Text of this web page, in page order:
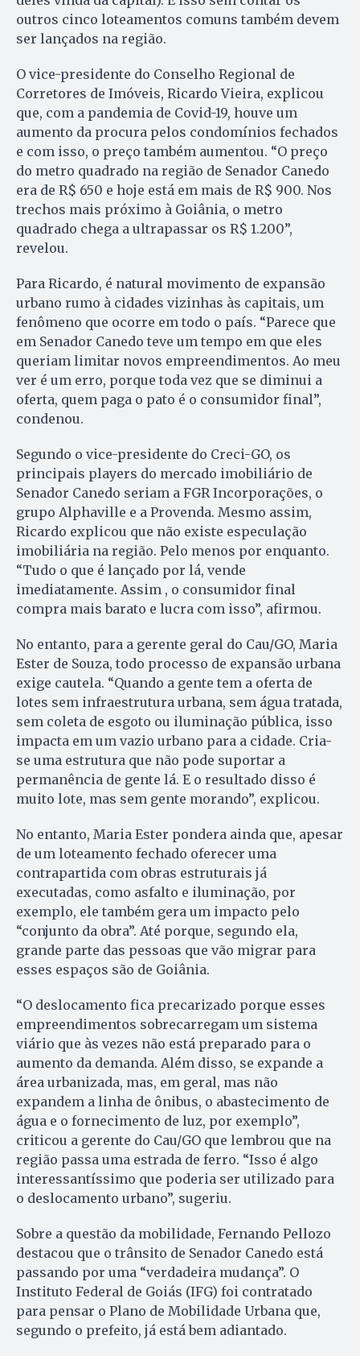
outros cinco loteamentos comuns também devem
ser lançados na região.
O vice-presidente do Conselho Regional de
Corretores de Imóveis, Ricardo Vieira, explicou
que, com a pandemia de Covid-19, houve um
aumento da procura pelos condomínios fechados
e com isso, o preço também aumentou. “O preço
do metro quadrado na região de Senador Canedo
era de R$ 650 e hoje está em mais de R$ 900. Nos
trechos mais próximo à Goiânia, o metro
quadrado chega a ultrapassar os R$ 1.200”,
revelou.
Para Ricardo, é natural movimento de expansão
urbano rumo à cidades vizinhas às capitais, um
fenômeno que ocorre em todo o país. “Parece que
em Senador Canedo teve um tempo em que eles
queriam limitar novos empreendimentos. Ao meu
ver é um erro, porque toda vez que se diminui a
oferta, quem paga o pato é o consumidor final”,
condenou.
Segundo o vice-presidente do Creci-GO, os
principais players do mercado imobiliário de
Senador Canedo seriam a FGR Incorporações, o
grupo Alphaville e a Provenda. Mesmo assim,
Ricardo explicou que não existe especulação
imobiliária na região. Pelo menos por enquanto.
“Tudo o que é lançado por lá, vende
imediatamente. Assim , o consumidor final
compra mais barato e lucra com isso”, afirmou.
No entanto, para a gerente geral do Cau/GO, Maria
Ester de Souza, todo processo de expansão urbana
exige cautela. “Quando a gente tem a oferta de
lotes sem infraestrutura urbana, sem água tratada,
sem coleta de esgoto ou iluminação pública, isso
impacta em um vazio urbano para a cidade. Cria-
se uma estrutura que não pode suportar a
permanência de gente lá. E o resultado disso é
muito lote, mas sem gente morando”, explicou.
No entanto, Maria Ester pondera ainda que, apesar
de um loteamento fechado oferecer uma
contrapartida com obras estruturais já
executadas, como asfalto e iluminação, por
exemplo, ele também gera um impacto pelo
“conjunto da obra”. Até porque, segundo ela,
grande parte das pessoas que vão migrar para
esses espaços são de Goiânia.
“O deslocamento fica precarizado porque esses
empreendimentos sobrecarregam um sistema
viário que às vezes não está preparado para o
aumento da demanda. Além disso, se expande a
área urbanizada, mas, em geral, mas não
expandem a linha de ônibus, o abastecimento de
água e o fornecimento de luz, por exemplo”,
criticou a gerente do Cau/GO que lembrou que na
região passa uma estrada de ferro. “Isso é algo
interessantíssimo que poderia ser utilizado para
o deslocamento urbano”, sugeriu.
Sobre a questão da mobilidade, Fernando Pellozo
destacou que o trânsito de Senador Canedo está
passando por uma “verdadeira mudança”. O
Instituto Federal de Goiás (IFG) foi contratado
para pensar o Plano de Mobilidade Urbana que,
segundo o prefeito, já está bem adiantado.